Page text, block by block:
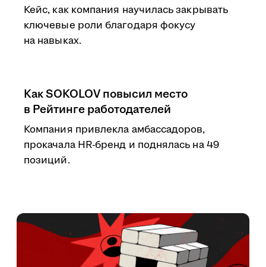
Кейс, как компания научилась закрывать
ключевые роли благодаря фокусу
на навыках.
Как SOKOLOV повысил место
в Рейтинге работодателей
Компания привлекла амбассадоров,
прокачала HR-бренд и поднялась на 49
позиций.